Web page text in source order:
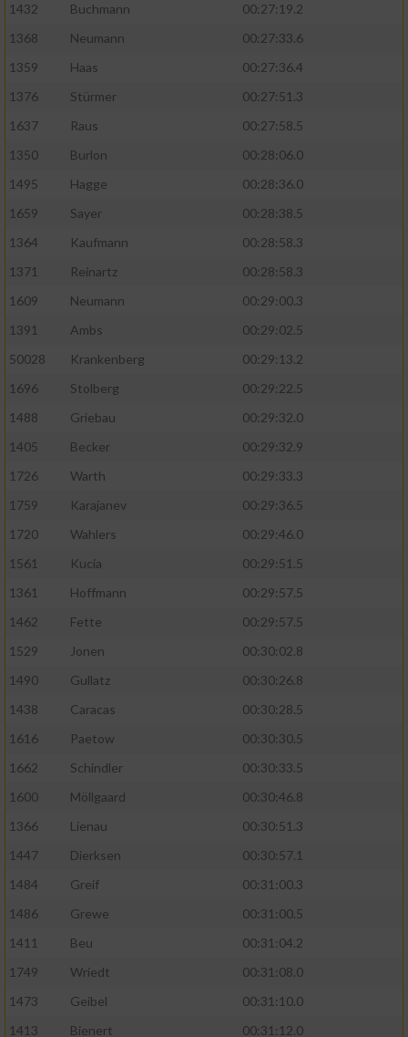
1432
Buchmann
00:27:19.2
1368
Neumann
00:27:33.6
1359
Haas
00:27:36.4
1376
Stürmer
00:27:51.3
1637
Raus
00:27:58.5
1350
Burlon
00:28:06.0
1495
Hagge
00:28:36.0
1659
Sayer
00:28:38.5
1364
Kaufmann
00:28:58.3
1371
Reinartz
00:28:58.3
1609
Neumann
00:29:00.3
1391
Ambs
00:29:02.5
50028
Krankenberg
00:29:13.2
1696
Stolberg
00:29:22.5
1488
Griebau
00:29:32.0
1405
Becker
00:29:32.9
1726
Warth
00:29:33.3
1759
Karajanev
00:29:36.5
1720
Wahlers
00:29:46.0
1561
Kucia
00:29:51.5
1361
Hoffmann
00:29:57.5
1462
Fette
00:29:57.5
1529
Jonen
00:30:02.8
1490
Gullatz
00:30:26.8
1438
Caracas
00:30:28.5
1616
Paetow
00:30:30.5
1662
Schindler
00:30:33.5
1600
Möllgaard
00:30:46.8
1366
Lienau
00:30:51.3
1447
Dierksen
00:30:57.1
1484
Greif
00:31:00.3
1486
Grewe
00:31:00.5
1411
Beu
00:31:04.2
1749
Wriedt
00:31:08.0
1473
Geibel
00:31:10.0
1413
Bienert 00:31:12.0